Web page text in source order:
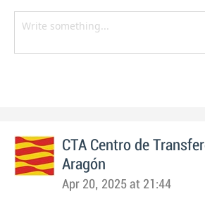
CTA Centro de
Aragón
Apr 20, 2025 at 21:44